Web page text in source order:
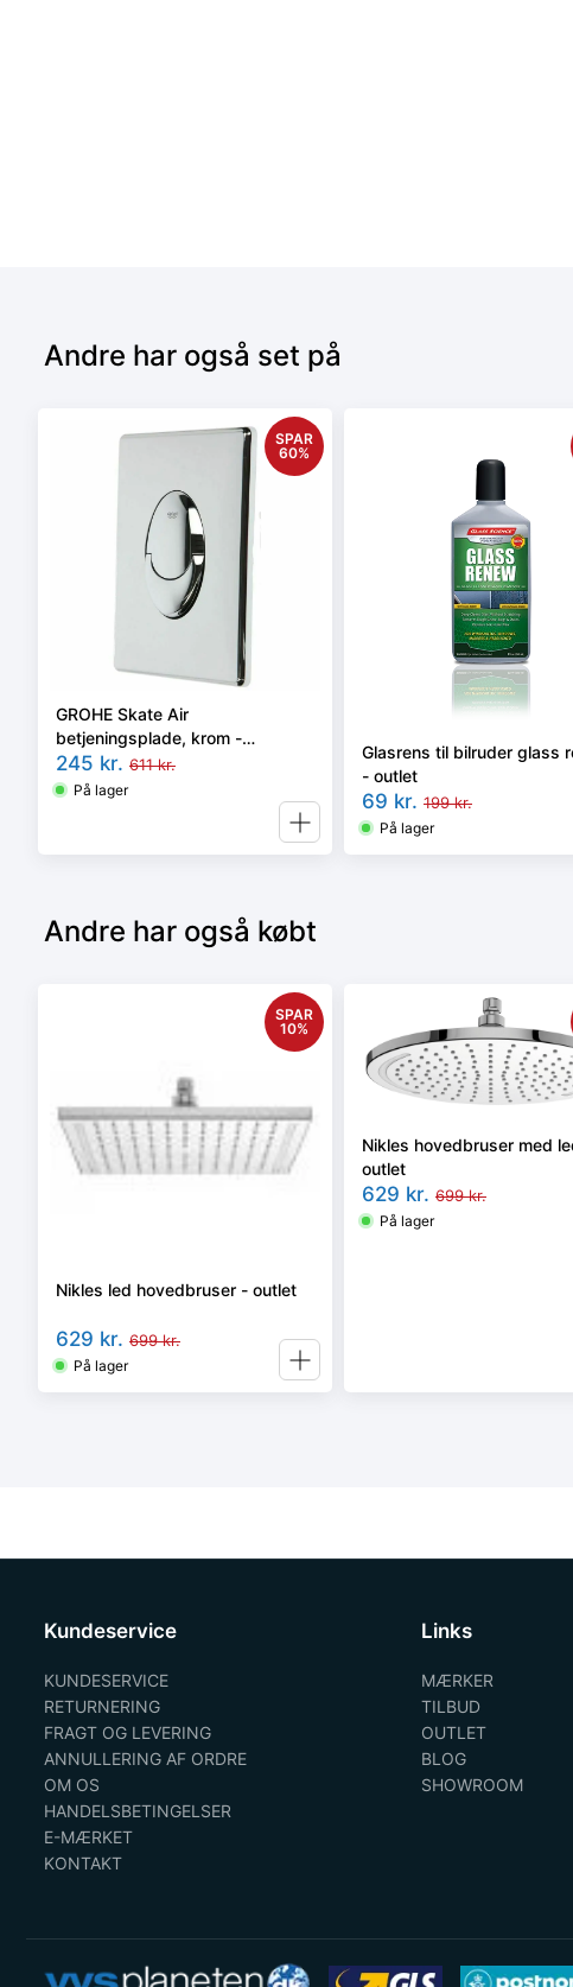
Andre har også set på
SPAR
60%
GROHE Skate Air
betjeningsplade, krom -
66249045 - outlet
245 kr. 611kr.
På lager
Glasrens til bilruder glass
- outlet
69 kr. 199kr.
På lager
Andre har også købt
SPAR
10%
Nikles led hovedbruser - outlet
629 kr. 699kr.
På lager
Nikles hovedbruser med
outlet
629 kr. 699kr.
På lager
Kundeservice
KUNDESERVICE
RETURNERING
FRAGT OG LEVERING
ANNULLERING AF ORDRE
OM OS
HANDELSBETINGELSER
E-MÆRKET
KONTAKT
Links
MÆRKER
TILBUD
OUTLET
BLOG
SHOWROOM